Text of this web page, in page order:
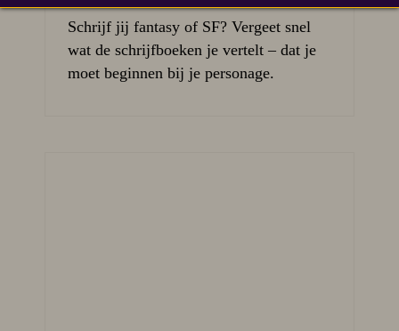
Schrijf jij fantasy of SF? Vergeet snel
wat de schrijfboeken je vertelt – dat je
moet beginnen bij je personage.